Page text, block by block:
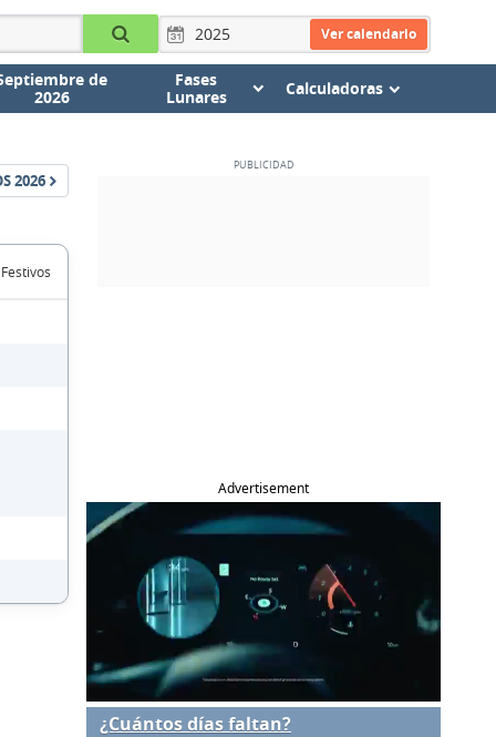
Ver calendario
de
2026
Fases
Lunares
Calculadoras
2026
Advertisement
¿Cuántos días faltan?